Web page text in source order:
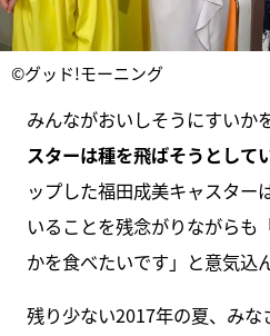
©グッド!モーニング
みんながおいしそうにすいか
スターは種を飛ばそうとして
ップした福田成美キャスター
いることを残念がりながらも
かを食べたいです」と意気込
残り少ない2017年の夏、みな